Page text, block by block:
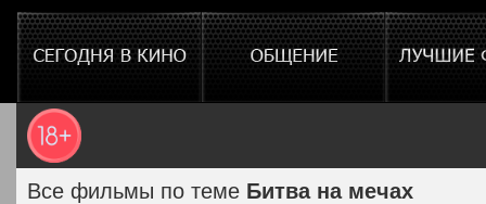
Все фильмы по теме Битва на мечах